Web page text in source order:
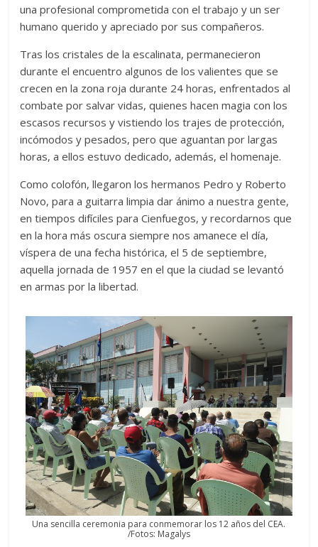
una profesional comprometida con el trabajo y un ser
humano querido y apreciado por sus compañeros.
Tras los cristales de la escalinata, permanecieron
durante el encuentro algunos de los valientes que se
crecen en la zona roja durante 24 horas, enfrentados al
combate por salvar vidas, quienes hacen magia con los
escasos recursos y vistiendo los trajes de protección,
incómodos y pesados, pero que aguantan por largas
horas, a ellos estuvo dedicado, además, el homenaje.
Como colofón, llegaron los hermanos Pedro y Roberto
Novo, para a guitarra limpia dar ánimo a nuestra gente,
en tiempos difíciles para Cienfuegos, y recordarnos que
en la hora más oscura siempre nos amanece el día,
víspera de una fecha histórica, el 5 de septiembre,
aquella jornada de 1957 en el que la ciudad se levantó
en armas por la libertad.
Una sencilla ceremonia para conmemorar los 12 años del CEA.
/Fotos: Magalys